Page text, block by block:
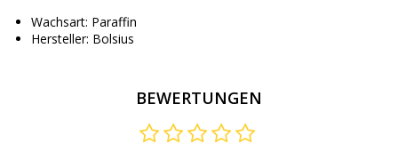
Wachsart: Paraffin
Hersteller: Bolsius
BEWERTUNGEN